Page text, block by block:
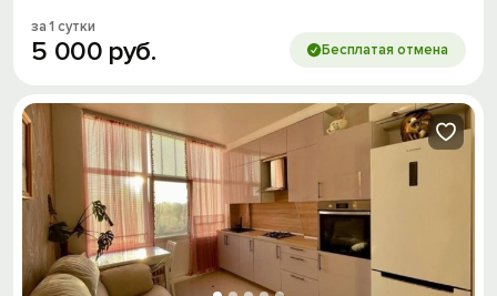
за 1 сутки
5 000 руб. Бесплатая отмена